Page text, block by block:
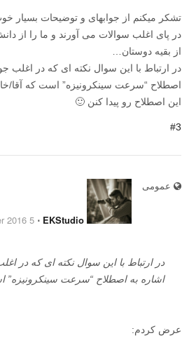
تشکر میکنم از جوابهای و توضیحات بسیار
در پای اغلب سوالات می آورند و ما را از
از بقیه دوستان…
در ارتباط با این سوال نکته ای که در اغلب
اصطلاح “سرعت سینکرونیزه” است که آقا/
این اصطلاح رو پیدا کنن 🙂
#3
عمومی
EKStudio
⋅
5 September 2016
در ارتباط با این سوال نکته ای که در
اشاره به اصطلاح “سرعت سینکرونیزه”
عرض کردم: